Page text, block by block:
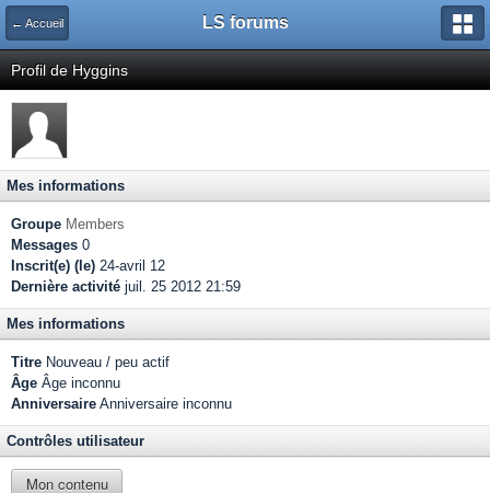
← Accueil LS forums
Profil de Hyggins
Mes informations
Groupe Members
Messages 0
Inscrit(e) (le) 24-avril 12
Dernière activité juil. 25 2012 21:59
Mes informations
Titre Nouveau / peu actif
Âge Âge inconnu
Anniversaire Anniversaire inconnu
Contrôles utilisateur
Mon contenu